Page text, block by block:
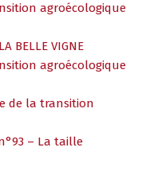
agroécologique
BELLE VIGNE
agroécologique
de la transition
– La taille